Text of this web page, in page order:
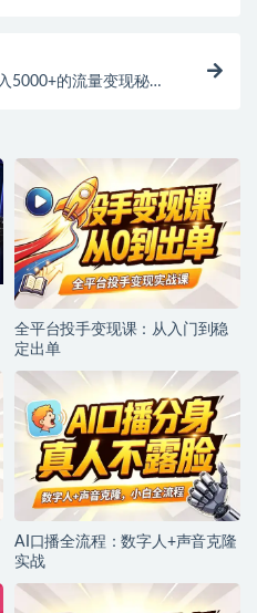
5000+的流量变现秘
全平台投手变现课：从入门到稳
定出单
AI口播全流程：数字人+声音克隆
实战